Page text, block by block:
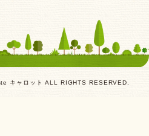
キャロット ALL RIGHTS RESERVED.